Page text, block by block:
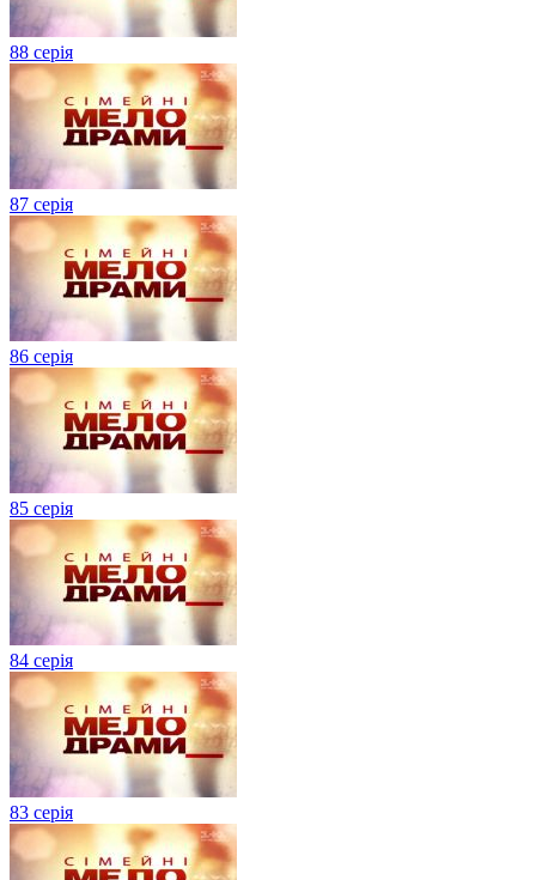
88 серія
87 серія
86 серія
85 серія
84 серія
83 серія